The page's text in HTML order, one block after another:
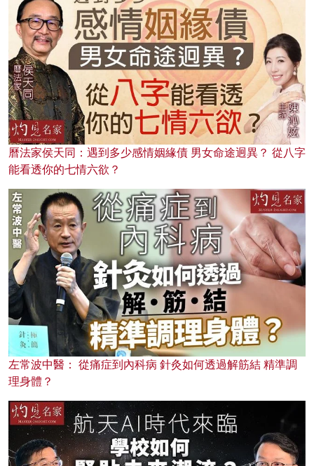
曆法家侯天同：遇到多少感情姻緣債 男女命途迥異？ 從八字
能看透你的七情六欲？
左常波中醫： 從痛症到內科病 針灸如何透過解筋結 精準調
理身體？